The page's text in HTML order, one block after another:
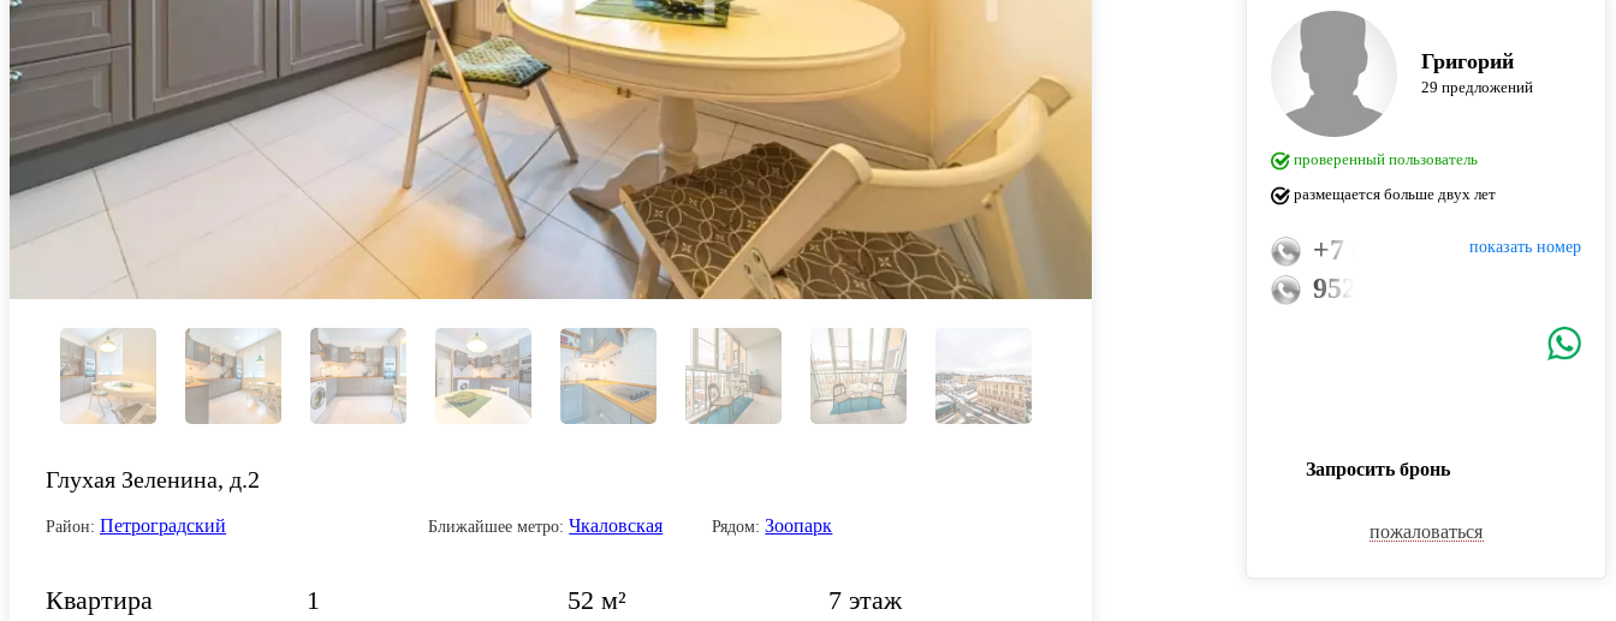
Глухая Зеленина, д.2
Район: Петроградский Ближайшее метро: Чкаловская Рядом: Зоопарк
Квартира 1 52 м² 7 этаж
Григорий
29 предложений
проверенный пользователь
размещается больше двух лет
показать номер
+7 (951) 679-25-05
9528486@mail.ru
Запросить бронь
пожаловаться